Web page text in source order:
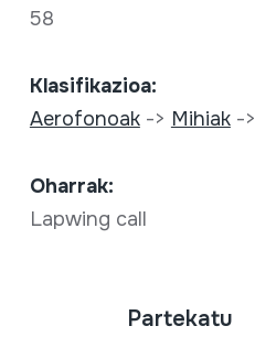
58
Klasifikazioa:
Aerofonoak-> Mihiak->
Oharrak:
Lapwing call
Partekatu